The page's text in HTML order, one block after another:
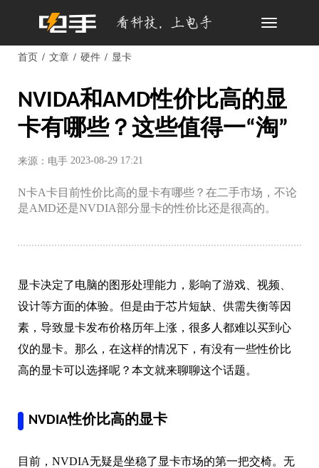
Toggle
首页 文章 硬件 显卡
NVIDA和AMD性价比高的显
卡有哪些？这些值得一“淘”
来源：电手 2023-08-29 17:21
N卡A卡目前性价比高的显卡有哪些？在二手市场，不论
是AMD还是NVDIA部分显卡的性价比还是很高的。
显卡决定了电脑的图形处理能力，影响了游戏、视频、
设计等方面的体验。但是由于芯片短缺、供需失衡等因
素，导致显卡发布价格历年上涨，很多人都难以买到心
仪的显卡。那么，在这样的情况下，有没有一些性价比
高的显卡可以选择呢？本文就来聊聊这个话题。
NVDIA性价比高的显卡
目前，NVDIA无疑是坐稳了显卡市场的第一把交椅。无